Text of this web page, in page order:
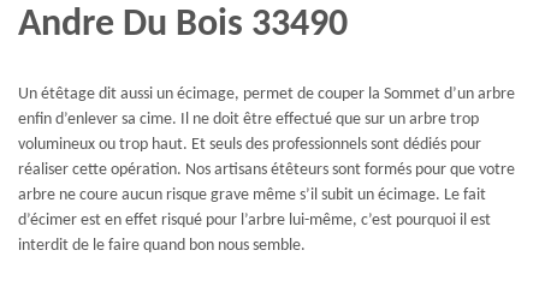
Andre Du Bois 33490
Un étêtage dit aussi un écimage, permet de couper la Sommet d’un arbre
enfin d’enlever sa cime. Il ne doit être effectué que sur un arbre trop
volumineux ou trop haut. Et seuls des professionnels sont dédiés pour
réaliser cette opération. Nos artisans étêteurs sont formés pour que votre
arbre ne coure aucun risque grave même s’il subit un écimage. Le fait
d’écimer est en effet risqué pour l’arbre lui-même, c’est pourquoi il est
interdit de le faire quand bon nous semble.